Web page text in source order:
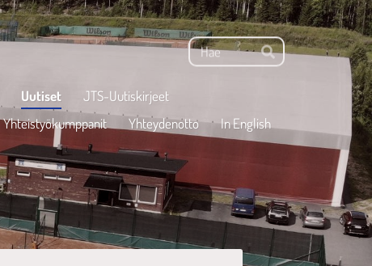
Haku
Hae
Uutiset
JTS-Uutiskirjeet
Yhteistyökumppanit Yhteydenotto In English